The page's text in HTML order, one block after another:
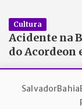
Cultura
Acidente na
do Acordeon
SalvadorBahia